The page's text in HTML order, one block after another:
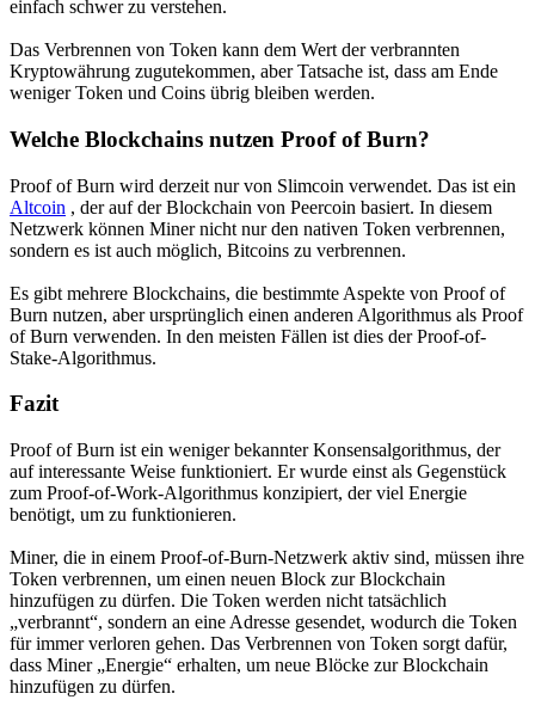
einfach schwer zu verstehen.
Das Verbrennen von Token kann dem Wert der verbrannten
Kryptowährung zugutekommen, aber Tatsache ist, dass am Ende
weniger Token und Coins übrig bleiben werden.
Welche Blockchains nutzen Proof of Burn?
Proof of Burn wird derzeit nur von Slimcoin verwendet. Das ist ein
Altcoin , der auf der Blockchain von Peercoin basiert. In diesem
Netzwerk können Miner nicht nur den nativen Token verbrennen,
sondern es ist auch möglich, Bitcoins zu verbrennen.
Es gibt mehrere Blockchains, die bestimmte Aspekte von Proof of
Burn nutzen, aber ursprünglich einen anderen Algorithmus als Proof
of Burn verwenden. In den meisten Fällen ist dies der Proof-of-
Stake-Algorithmus.
Fazit
Proof of Burn ist ein weniger bekannter Konsensalgorithmus, der
auf interessante Weise funktioniert. Er wurde einst als Gegenstück
zum Proof-of-Work-Algorithmus konzipiert, der viel Energie
benötigt, um zu funktionieren.
Miner, die in einem Proof-of-Burn-Netzwerk aktiv sind, müssen ihre
Token verbrennen, um einen neuen Block zur Blockchain
hinzufügen zu dürfen. Die Token werden nicht tatsächlich
„verbrannt“, sondern an eine Adresse gesendet, wodurch die Token
für immer verloren gehen. Das Verbrennen von Token sorgt dafür,
dass Miner „Energie“ erhalten, um neue Blöcke zur Blockchain
hinzufügen zu dürfen.